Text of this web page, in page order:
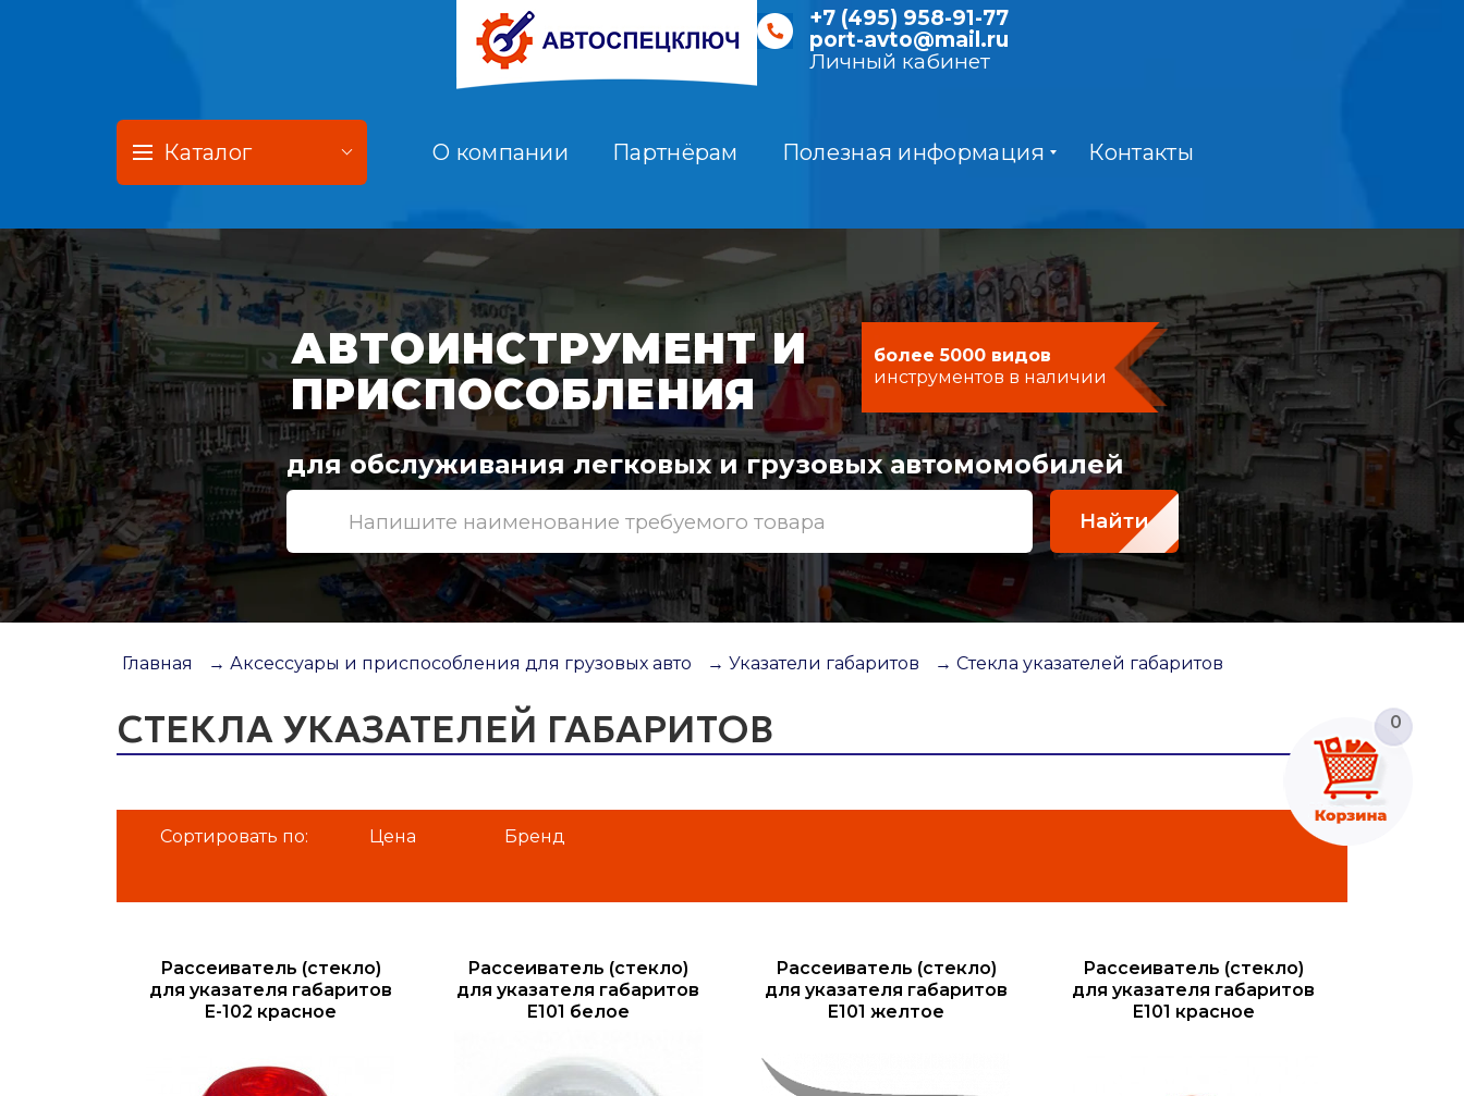
+7 (495) 958-91-77
port-avto@mail.ru
Личный кабинет
Каталог О компании Партнёрам Полезная информация Контакты
АВТОИНСТРУМЕНТ И
ПРИСПОСОБЛЕНИЯ
более 5000 видов
инструментов в наличии
для обслуживания легковых и грузовых автомомобилей
Найти
Главная → Аксессуары и приспособления для грузовых авто → Указатели габаритов → Стекла указателей габаритов
0
СТЕКЛА УКАЗАТЕЛЕЙ ГАБАРИТОВ
Сортировать по: Цена Бренд
Рассеиватель (стекло)
для указателя габаритов
Е-102 красное
Рассеиватель (стекло)
для указателя габаритов
Е101 белое
Рассеиватель (стекло)
для указателя габаритов
Е101 желтое
Рассеиватель (стекло)
для указателя габаритов
Е101 красное